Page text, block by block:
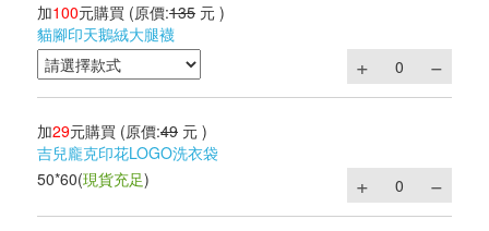
加100元購買 (原價:135 元 )
貓腳印天鵝絨大腿襪
加29元購買 (原價:49 元 )
吉兒龐克印花LOGO洗衣袋
50*60(現貨充足)